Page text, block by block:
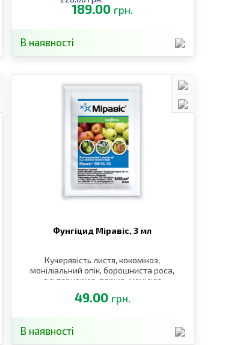
189.00 грн.
В наявності
Фунгіцид Міравіс,3 мл
Кучерявість листя, кокомікоз,
моніліальний опік, борошниста роса,
альтернаріоз, парша, моніліоз
49.00 грн.
В наявності